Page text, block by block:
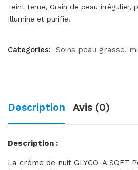
Teint terne, Grain de peau irrégulier,
Illumine et purifie.
Categories: Soins peau grasse,
Description Avis (0)
Description :
La crème de nuit GLYCO-A SOFT